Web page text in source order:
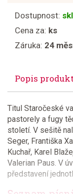
Dostupnost:
Cena za: ks
Záruka: 24
Popis
Titul Staročeské
pastorely a fugy
století. V sešitě
Seger, Františka
Kuchař, Karel
Valerian Paus. V
představení